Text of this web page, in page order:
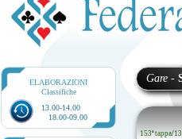
ELABORAZIONI
Classifiche
13.00-14.00
18.00-09.00
Gare -
153ª tappa/